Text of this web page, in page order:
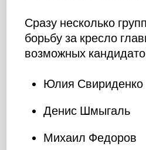
Сразу несколько
борьбу за кресло
возможных
Юлия Свириденко
Денис Шмыгаль
Михаил Федоров